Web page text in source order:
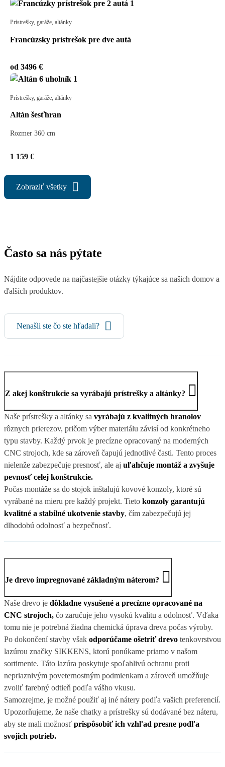
Prístrešky, garáže, altánky
Francúzsky prístrešok pre dve autá
od 3496 €
Prístrešky, garáže, altánky
Altán šesťhran
Rozmer 360 cm
1 159 €
Zobraziť všetky
Často sa nás pýtate
Nájdite odpovede na najčastejšie otázky týkajúce sa našich domov a
ďalších produktov.
Nenašli ste čo ste hľadali?
Z akej konštrukcie sa vyrábajú prístrešky a altánky?
Naše prístrešky a altánky sa vyrábajú z kvalitných hranolov
rôznych prierezov, pričom výber materiálu závisí od konkrétneho
typu stavby. Každý prvok je precízne opracovaný na moderných
CNC strojoch, kde sa zároveň čapujú jednotlivé časti. Tento proces
nielenže zabezpečuje presnosť, ale aj uľahčuje montáž a zvyšuje
pevnosť celej konštrukcie.
Počas montáže sa do stojok inštalujú kovové konzoly, ktoré sú
vyrábané na mieru pre každý projekt. Tieto konzoly garantujú
kvalitné a stabilné ukotvenie stavby, čím zabezpečujú jej
dlhodobú odolnosť a bezpečnosť.
Je drevo impregnované základným náterom?
Naše drevo je dôkladne vysušené a precízne opracované na
CNC strojoch, čo zaručuje jeho vysokú kvalitu a odolnosť. Vďaka
tomu nie je potrebná žiadna chemická úprava dreva počas výroby.
Po dokončení stavby však odporúčame ošetriť drevo tenkovrstvou
lazúrou značky SIKKENS, ktorú ponúkame priamo v našom
sortimente. Táto lazúra poskytuje spoľahlivú ochranu proti
nepriaznivým poveternostným podmienkam a zároveň umožňuje
zvoliť farebný odtieň podľa vášho vkusu.
Samozrejme, je možné použiť aj iné nátery podľa vašich preferencií.
Upozorňujeme, že naše chatky a prístrešky sú dodávané bez náteru,
aby ste mali možnosť prispôsobiť ich vzhľad presne podľa
svojich potrieb.